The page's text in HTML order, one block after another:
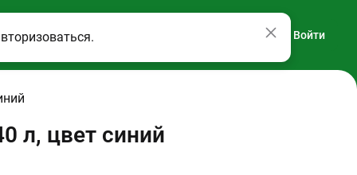
Войти
л, цвет синий